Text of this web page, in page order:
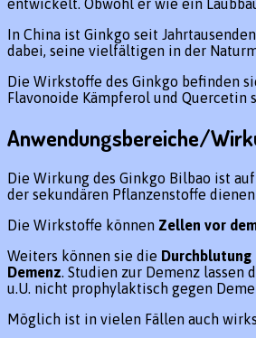
entwickelt. Obwohl er wie ein
In China ist Ginkgo seit
dabei, seine vielfältigen in der
Die Wirkstoffe des Ginkgo befinden
Flavonoide Kämpferol und Quercetin
Anwendungsbereiche/
Die Wirkung des Ginkgo Bilbao ist
der sekundären Pflanzenstoffe
Die Wirkstoffe können Zellen vor
Weiters können sie die Durchblutung
Demenz. Studien zur Demenz lassen
u.U. nicht prophylaktisch gegen
Möglich ist in vielen Fällen auch